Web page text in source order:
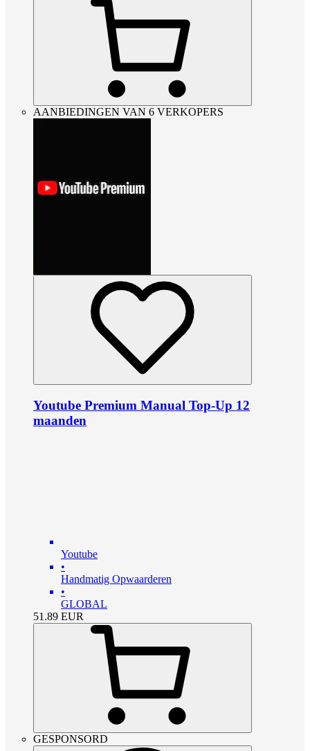
AANBIEDINGEN VAN 6 VERKOPERS
Youtube Premium Manual Top-Up 12
maanden
Youtube
•
Handmatig Opwaarderen
•
GLOBAL
51.89 EUR
GESPONSORD